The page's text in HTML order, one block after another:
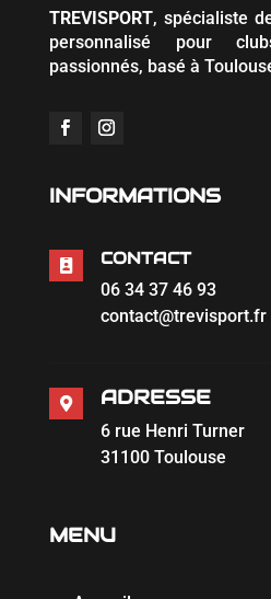
TREVISPORT, spécialiste
personnalisé pour
passionnés, basé à
INFORMATIONS

CONTACT
06 34 37 46 93
contact@trevisport.fr
 ADRESSE
6 rue Henri Turner
31100 Toulouse
MENU